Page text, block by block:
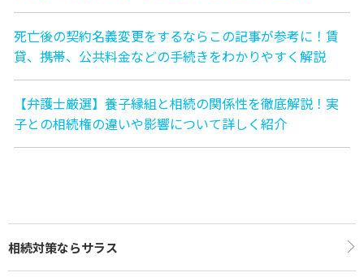
死亡後の契約名義変更をするならこの記事が参考に！賃
貸、携帯、公共料金などの手続きをわかりやすく解説
【弁護士厳選】養子縁組と相続の関係性を徹底解説！実
子との相続権の違いや影響について詳しく紹介
相続対策ならサラス